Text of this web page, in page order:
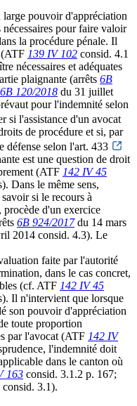
pouvoir d'appréciation
pour faire valoir
la procédure pénale. Il
(ATF 139 IV 102 consid. 4.1
nécessaires et adéquates
plaignante (arrêts 6B
6B 120/2018 du 31 juillet
pour l'indemnité selon
si l'assistance d'un avocat
de procédure et si, par
défense selon l'art. 433
est une question de droit
(ATF 142 IV 45
Dans le même sens,
si le recours à
procède d'un exercice
6B 924/2017du 14 mars
2014 consid. 4.3). Le
faite par l'autorité
dans le cas concret,
(cf. ATF 142 IV 45
Il n'intervient que lorsque
son pouvoir d'appréciation
toute proportion
par l'avocat (ATF 142 IV
l'indemnité doit
dans le canton où
163 consid. 3.1.2 p. 167;
3.1).